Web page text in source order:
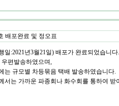
배포완료 및 정오표
일:2021년3월21일) 배포가 완료되었습니다.
편발송하였으며,
는 규모별 차등묶음 택배 발송하였습니다.
서는 가까운 파종회나 화수회를 통하여 받